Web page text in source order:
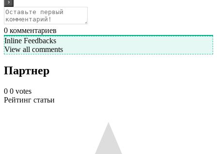
0 комментариев
Inline Feedbacks
View all comments
Партнер
0 0 votes
Рейтинг статьи